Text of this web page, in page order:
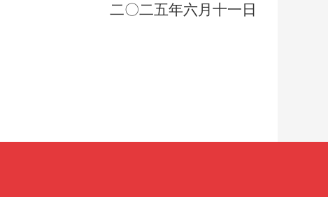
二〇二五年六月十一日